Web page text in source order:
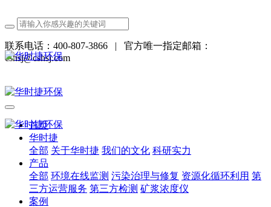
联系电话：400-807-3866 | 官方唯一指定邮箱：
cshsj@cshsj.com
首页
华时捷
全部 关于华时捷 我们的文化 科研实力
产品
全部 环境在线监测 污染治理与修复 资源化循环利用 第
三方运营服务 第三方检测 矿浆浓度仪
案例